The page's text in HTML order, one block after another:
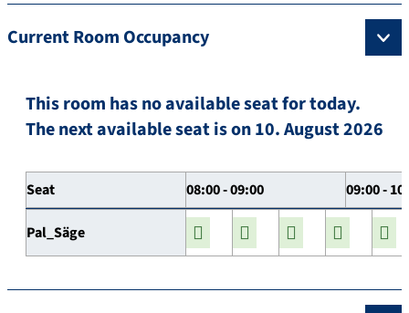
Current Room Occupancy
This room has no available seat for today.
The next available seat is on 10. August 2026
Seat 08:00 - 09:00 09:00 -
Pal_Säge